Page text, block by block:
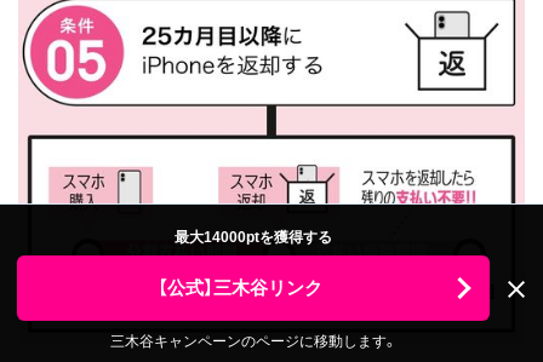
最大14000ptを獲得する
【公式】三木谷リンク
三木谷キャンペーンのページに移動します。